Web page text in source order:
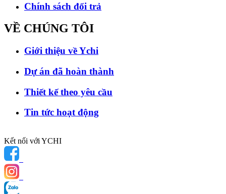
Chính sách đổi trả
VỀ CHÚNG TÔI
Giới thiệu về Ychi
Dự án đã hoàn thành
Thiết kế theo yêu cầu
Tin tức hoạt động
Kết nối với YCHI